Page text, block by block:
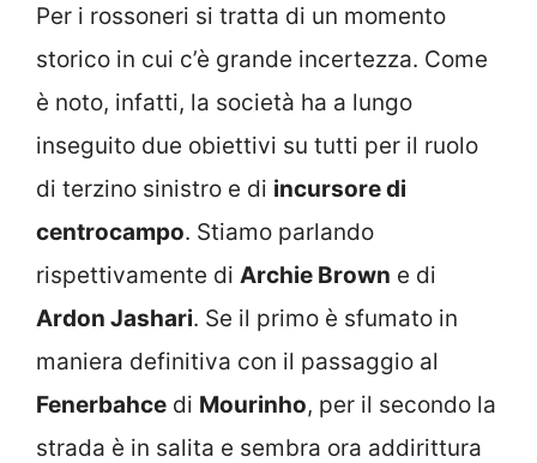
Per i rossoneri si tratta di un momento
storico in cui c’è grande incertezza. Come
è noto, infatti, la società ha a lungo
inseguito due obiettivi su tutti per il ruolo
di terzino sinistro e di incursore di
centrocampo. Stiamo parlando
rispettivamente di Archie Brown e di
Ardon Jashari. Se il primo è sfumato in
maniera definitiva con il passaggio al
Fenerbahce di Mourinho, per il secondo la
strada è in salita e sembra ora addirittura